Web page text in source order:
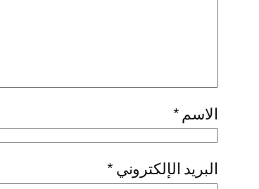
الاسم *
البريد الإلكتروني *